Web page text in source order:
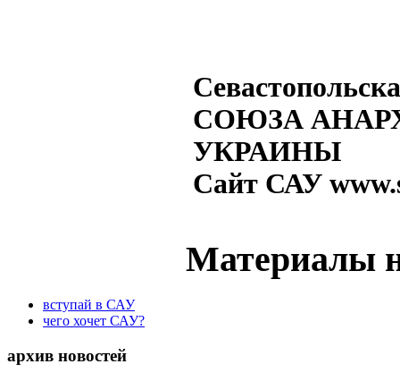
СОЮЗА
УКРАИНЫ
Сайт САУ
Материалы
вступай в САУ
чего хочет САУ?
архив новостей